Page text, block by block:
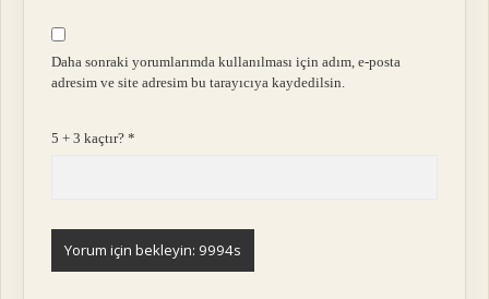
Daha sonraki yorumlarımda kullanılması için adım, e-posta
adresim ve site adresim bu tarayıcıya kaydedilsin.
5 + 3 kaçtır?*